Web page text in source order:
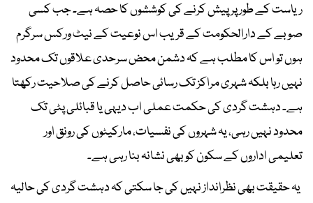
ریاست کے طور پر پیش کرنے کی کوششوں کا حصہ ہے۔ جب کسی
صوبے کے دارالحکومت کے قریب اس نوعیت کے نیٹ ورکس سرگرم
ہوں تو اس کا مطلب ہے کہ دشمن محض سرحدی علاقوں تک محدود
نہیں رہا بلکہ شہری مراکز تک رسائی حاصل کرنے کی صلاحیت رکھتا
ہے۔ دہشت گردی کی حکمت عملی اب دیہی یا قبائلی پٹی تک
محدود نہیں رہی، یہ شہروں کی نفسیات، مارکیٹوں کی رونق اور
تعلیمی اداروں کے سکون کو بھی نشانہ بنا رہی ہے۔
یہ حقیقت بھی نظرانداز نہیں کی جا سکتی کہ دہشت گردی کی حالیہ